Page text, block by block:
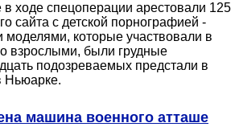
ходе спецоперации арестовали 125
сайта с детской порнографией -
которые участвовали в
взрослыми, были грудные
подозреваемых предстали в
Ньюарке.
машина военного атташе